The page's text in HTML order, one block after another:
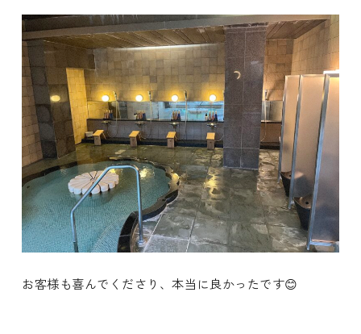
お客様も喜んでくださり、本当に良かったです😊